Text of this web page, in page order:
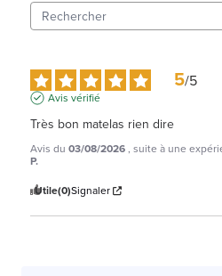
5/5
Avis vérifié
Très bon matelas rien dire
Avis du 03/08/2026, suite à une
P.
Utile(0)Signaler